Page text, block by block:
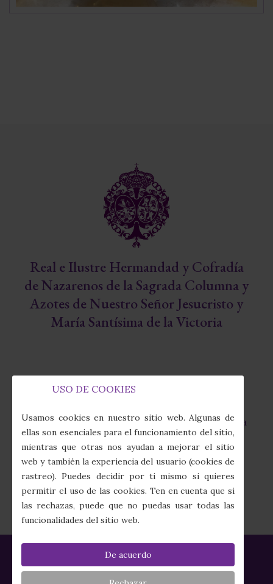
Real e Ilustre Hermandad y Cofradía
de Nazarenos de la Sagrada Columna y
Azotes de Nuestro Señor Jesucristo y
María Santísima de la Victoria
fas
fa-
map-
marker-
Calle Juan Sebastián Elcano, 7 · 41011 Sevilla
phone-
alt
(+34) 954 274 910
far
fa-
secretaria@columnayazotes.es
USO DE COOKIES
Usamos cookies en nuestro sitio web. Algunas de
ellas son esenciales para el funcionamiento del sitio,
mientras que otras nos ayudan a mejorar el sitio
web y también la experiencia del usuario (cookies de
rastreo). Puedes decidir por ti mismo si quieres
permitir el uso de las cookies. Ten en cuenta que si
las rechazas, puede que no puedas usar todas las
funcionalidades del sitio web.
De acuerdo